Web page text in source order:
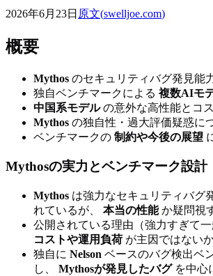
2026年6月23日 原文(swelljoe.com)
概要
Mythos のセキュリティバグ発見能
独自ベンチマークによる 複数AIモ
中国系モデルの意外な高性能とコ
Mythos の独自性・過大評価疑惑に
ベンチマークの 制約や今後の展望
Mythosの実力とベンチマーク設計
Mythos は強力なセキュリティバグ
れているが、 本当の性能か疑問視
公開されている理由（強力すぎて
コストや運用負荷 が主因ではない
独自に Nelson ベースのバグ検出ベ
し、 Mythosが発見したバグを中心